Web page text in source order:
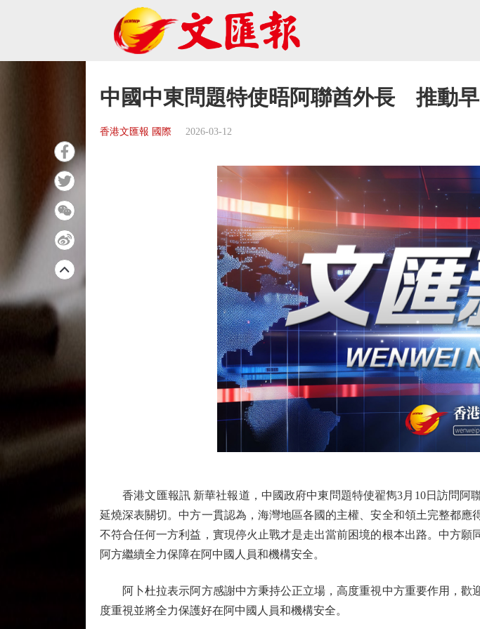
中國中東問題特使晤阿聯酋外長 推動
香港文匯報 國際 2026-03-12
香港文匯報訊 新華社報道，中國政府中東問題特使翟雋3月10日訪問阿
延燒深表關切。中方一貫認為，海灣地區各國的主權、安全和領土完整都
不符合任何一方利益，實現停火止戰才是走出當前困境的根本出路。中方
阿方繼續全力保障在阿中國人員和機構安全。
阿卜杜拉表示阿方感謝中方秉持公正立場，高度重視中方重要作用，歡
度重視並將全力保護好在阿中國人員和機構安全。